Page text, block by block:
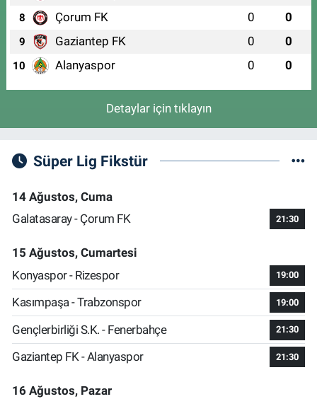
8 Çorum FK 0 0
9 Gaziantep FK 0 0
10 Alanyaspor 0 0
Detaylar için tıklayın
Süper Lig Fikstür
14 Ağustos, Cuma
Galatasaray - Çorum FK
21:30
15 Ağustos, Cumartesi
Konyaspor - Rizespor
19:00
Kasımpaşa - Trabzonspor 19:00
Gençlerbirliği S.K. - Fenerbahçe 21:30
Gaziantep FK - Alanyaspor 21:30
16 Ağustos, Pazar